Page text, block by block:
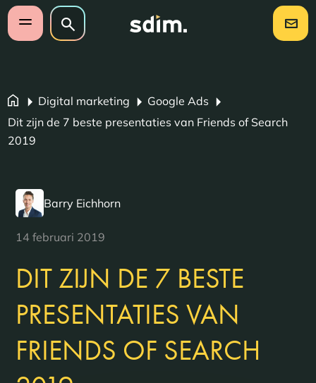
Navigatie overslaan
Open mobiel menu
Zoeken op website
Zoeken
Digital marketing
Google Ads
Dit zijn de 7 beste presentaties van Friends of Search
2019
Barry Eichhorn
14 februari 2019
DIT ZIJN DE 7 BESTE
PRESENTATIES VAN
FRIENDS OF SEARCH